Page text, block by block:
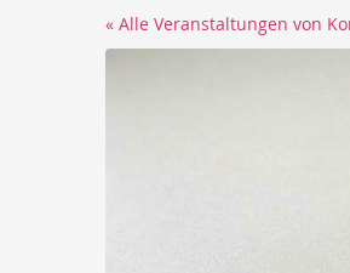
« Alle Veranstaltungen von